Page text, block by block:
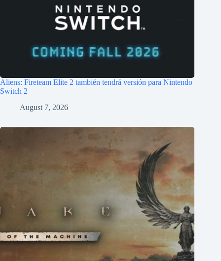
Aliens: Fireteam Elite 2 también tendrá versión para Nintendo
Switch 2
August 7, 2026